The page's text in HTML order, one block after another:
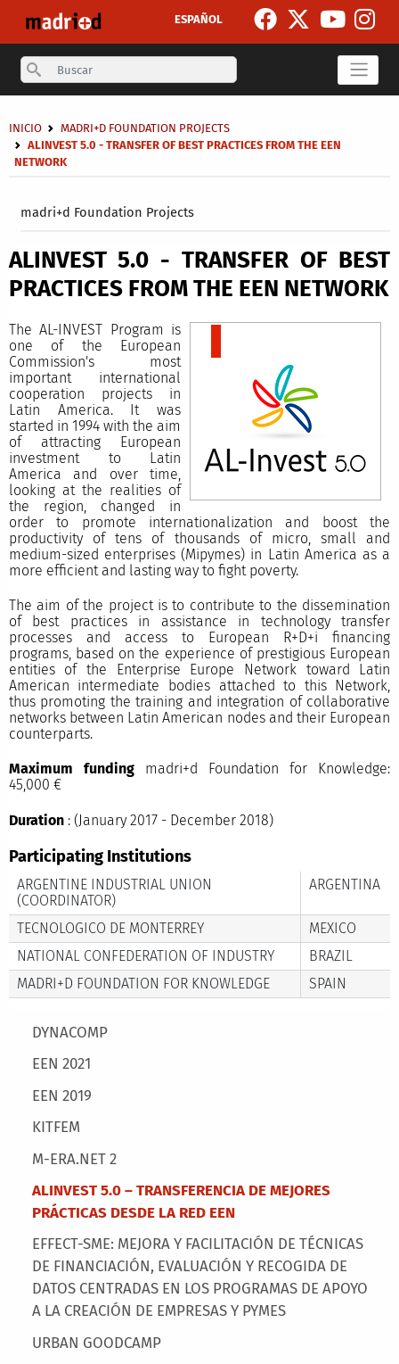
ESPAÑOL
Search
madri+d Foundation Projects
Breadcrumb
INICIO
MADRI+D FOUNDATION PROJECTS
ALINVEST 5.0 - TRANSFER OF BEST PRACTICES FROM THE EEN
NETWORK
Main menu
DYNACOMP
EEN 2021
EEN 2019
KITFEM
M-ERA.NET 2
ALINVEST 5.0 – TRANSFERENCIA DE MEJORES
PRÁCTICAS DESDE LA RED EEN
EFFECT-SME: MEJORA Y FACILITACIÓN DE TÉCNICAS
DE FINANCIACIÓN, EVALUACIÓN Y RECOGIDA DE
DATOS CENTRADAS EN LOS PROGRAMAS DE APOYO
A LA CREACIÓN DE EMPRESAS Y PYMES
URBAN GOODCAMP
ALINVEST 5.0 - TRANSFER OF BEST
PRACTICES FROM THE EEN NETWORK
The AL-INVEST Program is
one of the European
Commission's most
important international
cooperation projects in
Latin America. It was
started in 1994 with the aim
of attracting European
investment to Latin
America and over time,
looking at the realities of
the region, changed in
order to promote internationalization and boost the
productivity of tens of thousands of micro, small and
medium-sized enterprises (Mipymes) in Latin America as a
more efficient and lasting way to fight poverty.
The aim of the project is to contribute to the dissemination
of best practices in assistance in technology transfer
processes and access to European R+D+i financing
programs, based on the experience of prestigious European
entities of the Enterprise Europe Network toward Latin
American intermediate bodies attached to this Network,
thus promoting the training and integration of collaborative
networks between Latin American nodes and their European
counterparts.
Maximum fundingmadri+d Foundation for Knowledge:
45,000 €
Duration: (January 2017 - December 2018)
Participating Institutions
ARGENTINE INDUSTRIAL UNION
(COORDINATOR)
ARGENTINA
TECNOLOGICO DE MONTERREY
MEXICO
NATIONAL CONFEDERATION OF INDUSTRY
BRAZIL
MADRI+D FOUNDATION FOR KNOWLEDGE
SPAIN